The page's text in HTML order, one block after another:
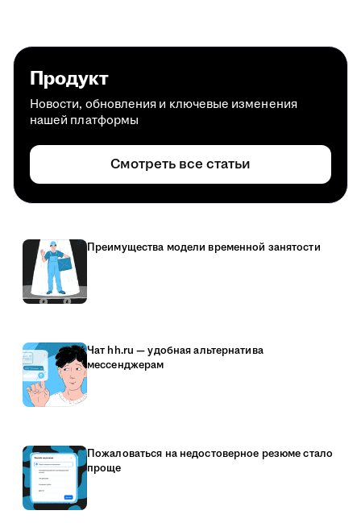
Продукт
Новости, обновления и ключевые изменения
нашей платформы
Смотреть все статьи
Преимущества модели временной занятости
Чат hh.ru — удобная альтернатива
мессенджерам
Пожаловаться на недостоверное резюме стало
проще